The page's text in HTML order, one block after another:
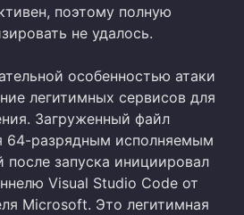
поэтому полную
не удалось.
особенностью атаки
легитимных сервисов для
Загруженный файл
64-разрядным исполняемым
запуска инициировал
Visual Studio Code от
Microsoft. Это легитимная